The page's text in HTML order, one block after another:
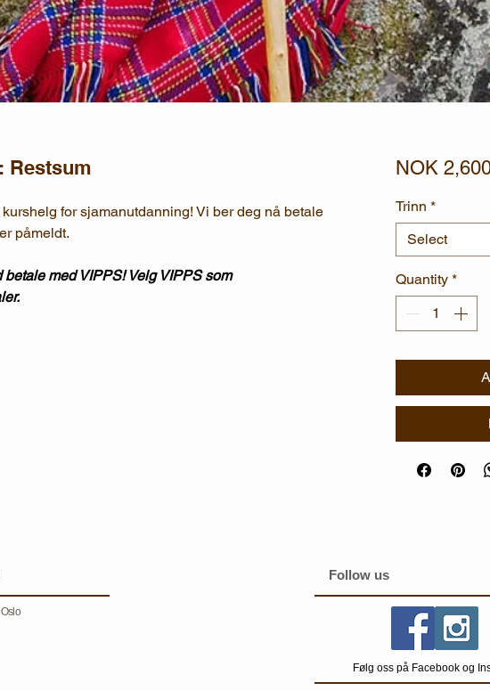
Restsum
for sjamanutdanning! Vi ber deg nå betale
påmeldt.
med VIPPS! Velg VIPPS som
NOK
Trinn *
Select
Quantity *
Follow us
Følg oss på Facebook og